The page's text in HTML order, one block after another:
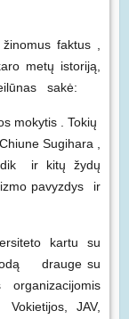
faktus ,
metų istoriją,
sakė:
mokytis . Tokių
Sugihara ,
ir kitų žydų
pavyzdys ir
kartu su
drauge su
JAV,